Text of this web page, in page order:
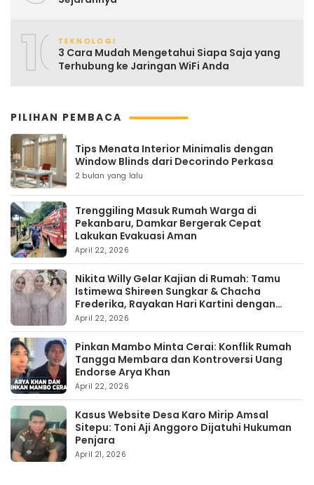
10TEKNOLOGI
3 Cara Mudah Mengetahui Siapa Saja yang
Terhubung ke Jaringan WiFi Anda
PILIHAN PEMBACA
Tips Menata Interior Minimalis dengan
Window Blinds dari Decorindo Perkasa
2 bulan yang lalu
Trenggiling Masuk Rumah Warga di
Pekanbaru, Damkar Bergerak Cepat
Lakukan Evakuasi Aman
April 22, 2026
Nikita Willy Gelar Kajian di Rumah: Tamu
Istimewa Shireen Sungkar & Chacha
Frederika, Rayakan Hari Kartini dengan
Kehangatan
April 22, 2026
Pinkan Mambo Minta Cerai: Konflik Rumah
Tangga Membara dan Kontroversi Uang
Endorse Arya Khan
April 22, 2026
Kasus Website Desa Karo Mirip Amsal
Sitepu: Toni Aji Anggoro Dijatuhi Hukuman
Penjara
April 21, 2026